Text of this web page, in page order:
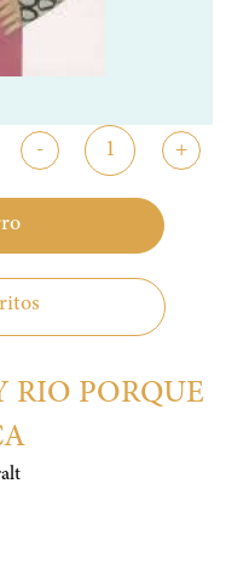
- +
RIO PORQUE